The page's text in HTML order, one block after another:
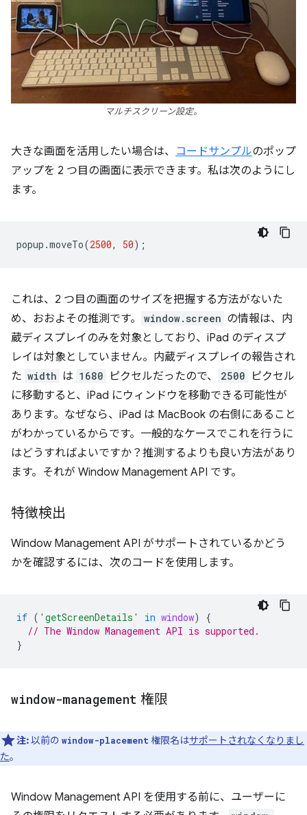
マルチスクリーン設定。
大きな画面を活用したい場合は、 コードサンプルのポップ
アップを 2 つ目の画面に表示できます。私は次のようにし
ます。
popup .moveTo(2500, 50);
これは、2 つ目の画面のサイズを把握する方法がないた
め、おおよその推測です。
window.screen の情報は、内
蔵ディスプレイのみを対象としており、iPad のディスプ
レイは対象としていません。内蔵ディスプレイの報告され
た width は 1680 ピクセルだったので、 2500
ピクセル
に移動すると、iPad にウィンドウを移動できる可能性が
あります。なぜなら、iPad は MacBook の右側にあること
がわかっているからです。 一般的なケースでこれを行うに
はどうすればよいですか？推測するよりも良い方法があり
ます。それが Window Management API です。
特徴検出
Window Management API がサポートされているかどう
かを確認するには、次のコードを使用します。
if ( 'getScreenDetails' in window)
{
// The Window Management API is supported.
}
window-management 権限
注:以前の window-placement 権限名はサポートされなくなりまし
た。
Window Management API を使用する前に、ユーザーに